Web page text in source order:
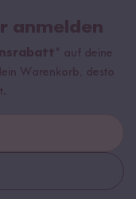
anmelden
auf deine
Warenkorb, desto